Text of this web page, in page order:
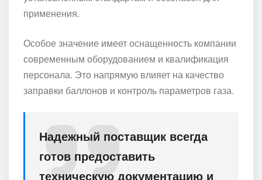
применения.
Особое значение имеет оснащенность компании
современным оборудованием и квалификация
персонала. Это напрямую влияет на качество
заправки баллонов и контроль параметров газа.
Надежный поставщик всегда
готов предоставить
техническую документацию и